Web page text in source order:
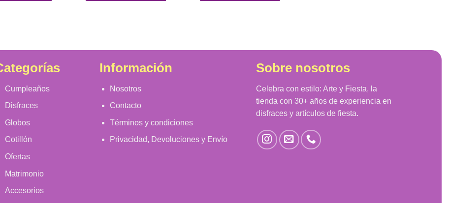
Cumpleaños
Disfraces
Globos
Cotillón
Ofertas
Matrimonio
Accesorios
Información
Nosotros
Contacto
Términos y condiciones
Privacidad, Devoluciones y Envío
Sobre nosotros
Celebra con estilo: Arte y Fiesta, la
tienda con 30+ años de experiencia en
disfraces y artículos de fiesta.